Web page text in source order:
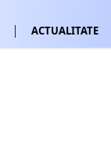
ACTUALITATE